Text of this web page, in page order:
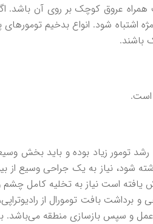
عروق کوچک بر روی آن باشد.
اشتباه شود. انواع بدخیم
باشند.
است.
تومور زیاد بوده و باید بخش
شود، نیاز به یک جراحی وسیع
است نیاز به تخلیه کامل
و برداشت بافت تومورال از
و سپس بازسازی منطقه